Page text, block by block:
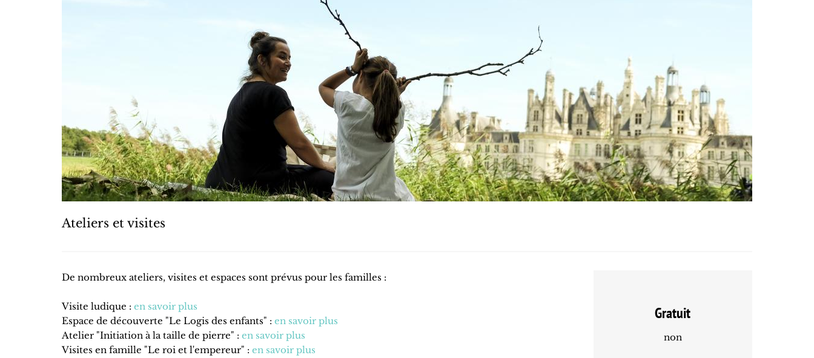
Ateliers et visites
De nombreux ateliers, visites et espaces sont prévus pour les familles :
Visite ludique : en savoir plus
Espace de découverte "Le Logis des enfants" : en savoir plus
Atelier "Initiation à la taille de pierre" : en savoir plus
Visites en famille "Le roi et l'empereur" : en savoir plus
Gratuit
non